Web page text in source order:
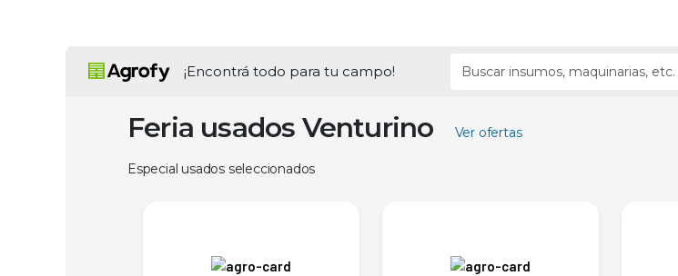
¡Encontrá todo para tu campo!
Feria usados Venturino Ver ofertas
Especial usados seleccionados